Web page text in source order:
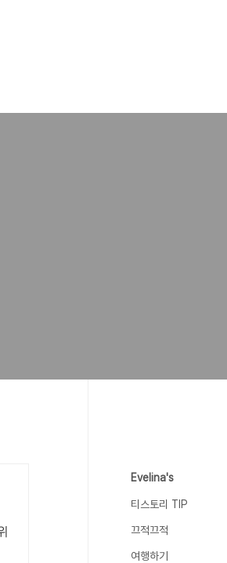
Evelina's
티스토리 TIP
끄적끄적
여행하기